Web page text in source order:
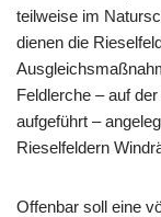
teilweise im
dienen die
Feldlerche – auf
aufgeführt –
Rieselfeldern
Offenbar soll eine